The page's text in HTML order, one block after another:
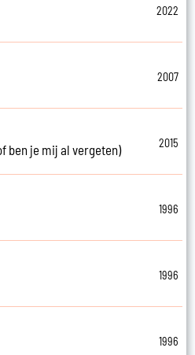
2022
2007
ben je mij al vergeten)
2015
1996
1996
1996